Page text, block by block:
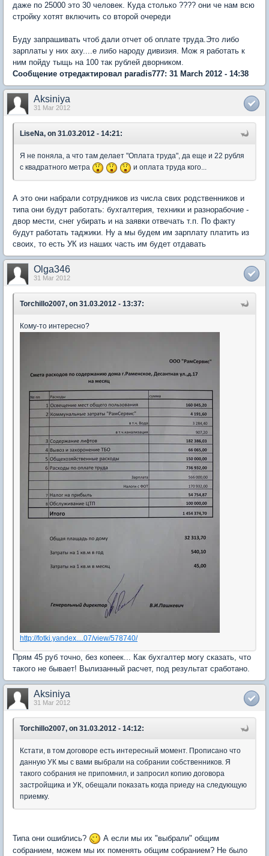
даже по 25000 это 30 человек. Куда столько ???? они че нам всю
стройку хотят включить со второй очереди
Буду запрашивать чтоб дали отчет об оплате труда.Это либо
зарплаты у них аху....е либо народу дивизия. Мож я работать к
ним пойду тыщь на 100 так рублей дворником.
Сообщение отредактировал paradis777: 31 March 2012 - 14:38
Aksiniya
31 Mar 2012
LiseNa, on 31.03.2012 - 14:21:
Я не поняла, а что там делает "Оплата труда", да еще и 22 рубля
с квадратного метра
и оплата труда кого...
А это они набрали сотрудников из числа свих родственников и
типа они будут работать: бухгалтерия, техники и разнорабочие -
двор мести, снег убирать и на заявки отвечать т.п. По факту
будут работать таджики. Ну а мы будем им зарплату платить из
своих, то есть УК из наших часть им будет отдавать
Olga346
31 Mar 2012
Torchillo2007, on 31.03.2012 - 13:37:
Кому-то интересно?
http://fotki.yandex....07/view/578740/
Прям 45 руб точно, без копеек... Как бухгалтер могу сказать, что
такого не бывает! Вылизанный расчет, под результат сработано.
Aksiniya
31 Mar 2012
Torchillo2007, on 31.03.2012 - 14:12:
Кстати, в том договоре есть интересный момент. Прописано что
данную УК мы с вами выбрали на собрании собственников. Я
такого собрания не припомнил, и запросил копию договора
застройщика и УК, обещали показать когда приеду на следующую
приемку.
Типа они ошиблись?
А если мы их "выбрали" общим
собранием, можем мы их поменять общим собранием? Не было